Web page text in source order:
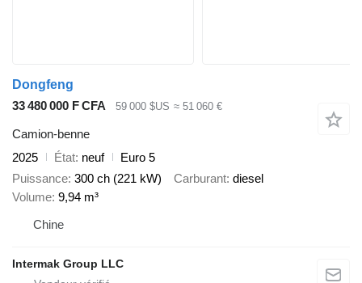
Dongfeng
33 480 000 F CFA
59 000 $US ≈ 51 060 €
Camion-benne
2025
État neuf
Euro 5
Puissance 300 ch (221 kW) Carburant diesel
Volume 9,94 m³
Chine
Intermak Group LLC